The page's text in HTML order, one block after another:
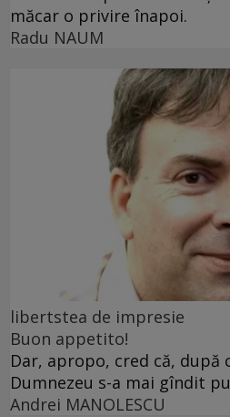
măcar o privire înapoi.
Radu NAUM
libertstea de impresie
Buon appetito!
Dar, apropo, cred că, după
Dumnezeu s-a mai gîndit
Andrei MANOLESCU